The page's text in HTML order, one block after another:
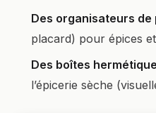
Des organisateurs de
placard) pour épices
Des boîtes
l’épicerie sèche